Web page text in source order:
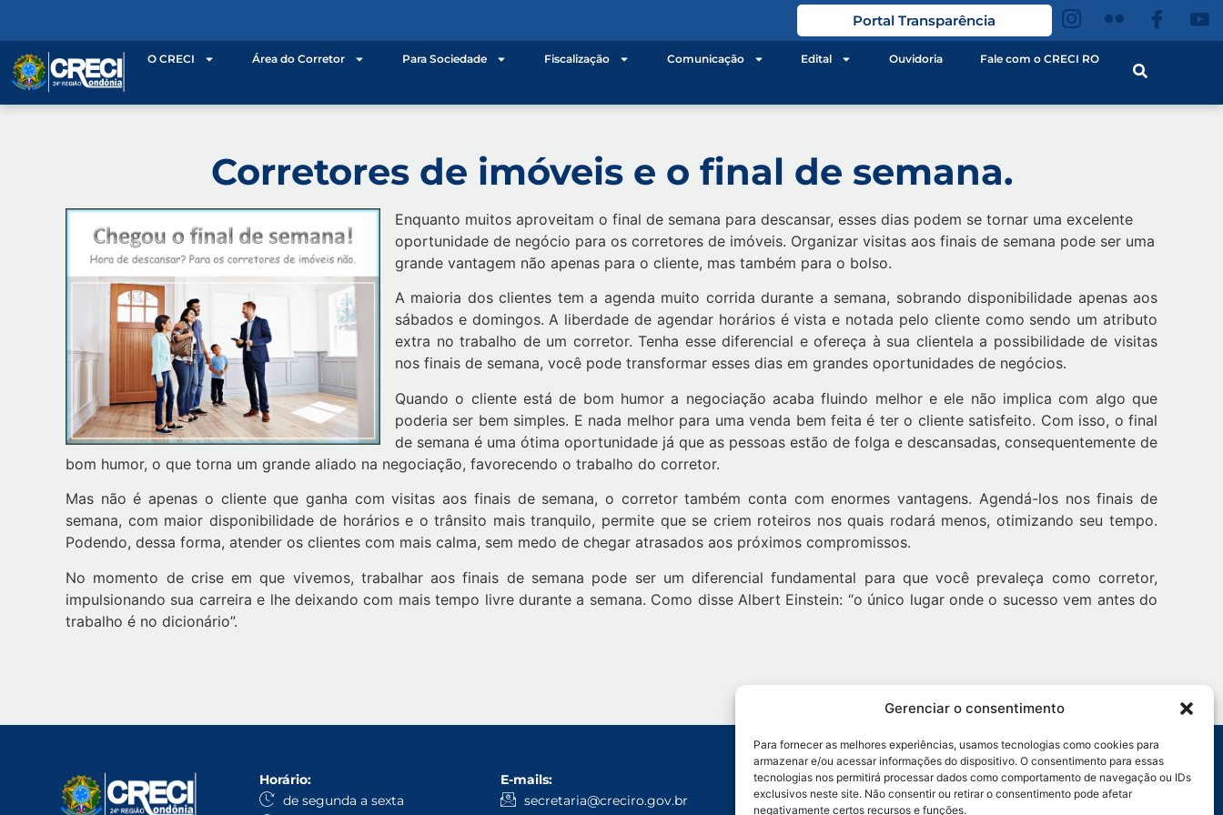
Gerenciar o consentimento
Para fornecer as melhores experiências, usamos tecnologias como cookies para
armazenar e/ou acessar informações do dispositivo. O consentimento para essas
tecnologias nos permitirá processar dados como comportamento de navegação ou IDs
exclusivos neste site. Não consentir ou retirar o consentimento pode afetar
negativamente certos recursos e funções.
Portal Transparência
O CRECI Área do Corretor Para Sociedade Fiscalização Comunicação Edital Ouvidoria Fale com o CRECI RO
Corretores de imóveis e o final de semana.
Enquanto muitos aproveitam o final de semana para descansar, esses dias podem se tornar uma excelente
oportunidade de negócio para os corretores de imóveis. Organizar visitas aos finais de semana pode ser uma
grande vantagem não apenas para o cliente, mas também para o bolso.
A maioria dos clientes tem a agenda muito corrida durante a semana, sobrando disponibilidade apenas aos
sábados e domingos. A liberdade de agendar horários é vista e notada pelo cliente como sendo um atributo
extra no trabalho de um corretor. Tenha esse diferencial e ofereça à sua clientela a possibilidade de visitas
nos finais de semana, você pode transformar esses dias em grandes oportunidades de negócios.
Quando o cliente está de bom humor a negociação acaba fluindo melhor e ele não implica com algo que
poderia ser bem simples. E nada melhor para uma venda bem feita é ter o cliente satisfeito. Com isso, o final
de semana é uma ótima oportunidade já que as pessoas estão de folga e descansadas, consequentemente de
bom humor, o que torna um grande aliado na negociação, favorecendo o trabalho do corretor.
Mas não é apenas o cliente que ganha com visitas aos finais de semana, o corretor também conta com enormes vantagens. Agendá-los nos finais de
semana, com maior disponibilidade de horários e o trânsito mais tranquilo, permite que se criem roteiros nos quais rodará menos, otimizando seu tempo.
Podendo, dessa forma, atender os clientes com mais calma, sem medo de chegar atrasados aos próximos compromissos.
No momento de crise em que vivemos, trabalhar aos finais de semana pode ser um diferencial fundamental para que você prevaleça como corretor,
impulsionando sua carreira e lhe deixando com mais tempo livre durante a semana. Como disse Albert Einstein: “o único lugar onde o sucesso vem antes do
trabalho é no dicionário”.
Horário:
de segunda a sexta
E-mails:
secretaria@creciro.gov.br
WhatsApp:
Administrativo Geral: (69)
Ligação:
Porto Velho: (69) 9 9905-9493